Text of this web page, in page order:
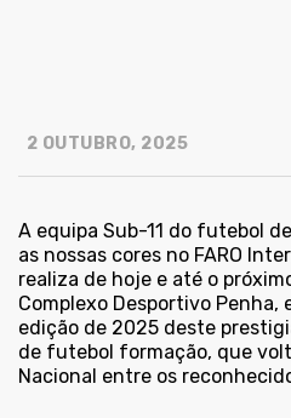
2 OUTUBRO, 2025
A equipa Sub-11 do futebol
as nossas cores no FARO
realiza de hoje e até o
Complexo Desportivo Penha,
edição de 2025 deste
de futebol formação, que
Nacional entre os